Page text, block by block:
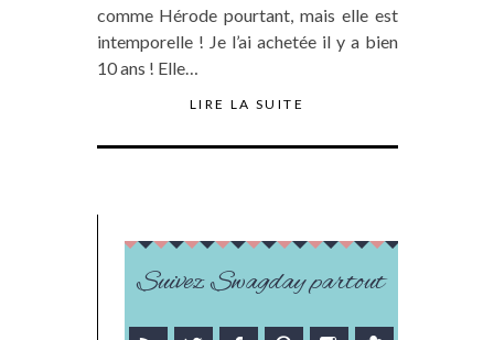
comme Hérode pourtant, mais elle est
intemporelle ! Je l’ai achetée il y a bien
10 ans ! Elle…
LIRE LA SUITE
Suivez Swagday partout